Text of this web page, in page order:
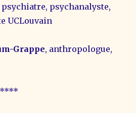
psychiatre, psychanalyste,
UCLouvain
Grappe, anthropologue,